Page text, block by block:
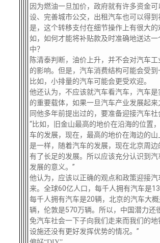
因为燃油一旦加价，政府就有许多资金可
设、完善城市公交，出租汽车也可以得到
是，这个转移支付在细节操作上有很大的
如，如何才能将补贴款及时准确地送达一
中？
陈清泰判断，油价上升，并不会对汽车
的影响。但是，汽车消费结构可能会受到
比如，小排量的汽车可能会更受欢迎。
他还认为，不应该就汽车看汽车，汽车是
的重要载体，如果一旦汽车产业发展起来
同他多年前提出过的，要准备迎接汽车社
“比如，旧金山最高的地价在沿海的位置
车的发展，现在，最高的地价在海边的山
是一样，随着汽车的发展，现在北京周边
有了长足的发展。所以应该充分认识到汽
发展的意义。”
他认为，应该以正确的观点和政策迎接汽
来。全球60亿人口，每千人拥有汽车是
每千人拥有汽车是20辆，北京的汽车大
辆，伦敦是570万辆。所以，中国潜力还
免汽车社会一下子向我们走来而我们的
设施还没有更好发挥优势的情况。”